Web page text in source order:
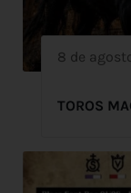
8 de
TOROS